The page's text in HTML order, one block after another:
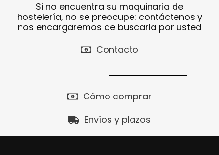
Si no encuentra su maquinaria de
hostelería, no se preocupe: contáctenos y
nos encargaremos de buscarla por usted
Contacto
Cómo comprar
Envíos y plazos